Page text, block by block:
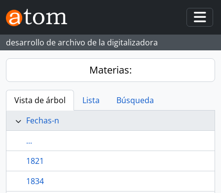
Skip to main content
desarrollo de archivo de la digitalizadora
Materias:
Vista de árbol Lista
Búsqueda
Fechas-n
...
1821
1834